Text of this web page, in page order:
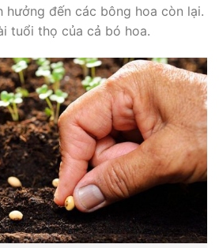
hưởng đến các bông hoa còn lại.
tuổi thọ của cả bó hoa.